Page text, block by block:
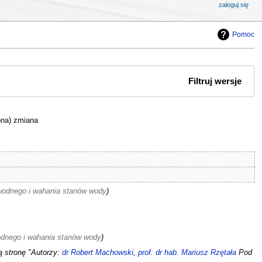
Pomoc
Filtruj wersje
zmiana
i wahania stanów wody
i wahania stanów wody
stronę "Autorzy: dr Robert Machowski, prof. dr hab. Mariusz RzętałaPod
zaloguj się